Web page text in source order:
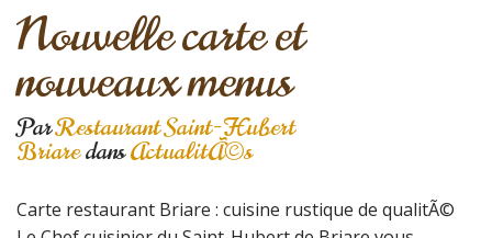
Nouvelle carte et
nouveaux menus
ParRestaurant Saint-Hubert
BriaredansActualitÃ©s
Carte restaurant Briare : cuisine rustique de qualitÃ©